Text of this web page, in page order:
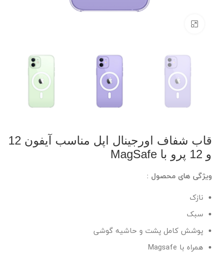
قاب شفاف اورجینال اپل مناسب آیفون 12
و 12 پرو با MagSafe
ویژگی های محصول :
نازک
سبک
پوشش کامل پشت و حاشیه گوشی
همراه با Magsafe